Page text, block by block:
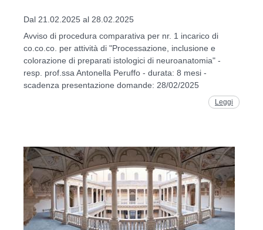
Dal 21.02.2025 al 28.02.2025
Avviso di procedura comparativa per nr. 1 incarico di
co.co.co. per attività di "Processazione, inclusione e
colorazione di preparati istologici di neuroanatomia" -
resp. prof.ssa Antonella Peruffo - durata: 8 mesi -
scadenza presentazione domande: 28/02/2025
Leggi